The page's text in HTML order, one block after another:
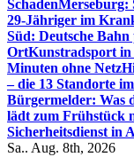
SchadenMerseburg:
29-Jähriger im
Süd: Deutsche
OrtKunstradsport in
Minuten ohne Netz
– die 13 Standorte
Bürgermelder: Was
lädt zum Frühstück
Sicherheitsdienst in
Sa.. Aug. 8th, 2026